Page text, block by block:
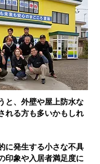
と、外壁や屋上防水な
れる方も多いかもしれ
に発生する小さな不具
印象や入居者満足度に